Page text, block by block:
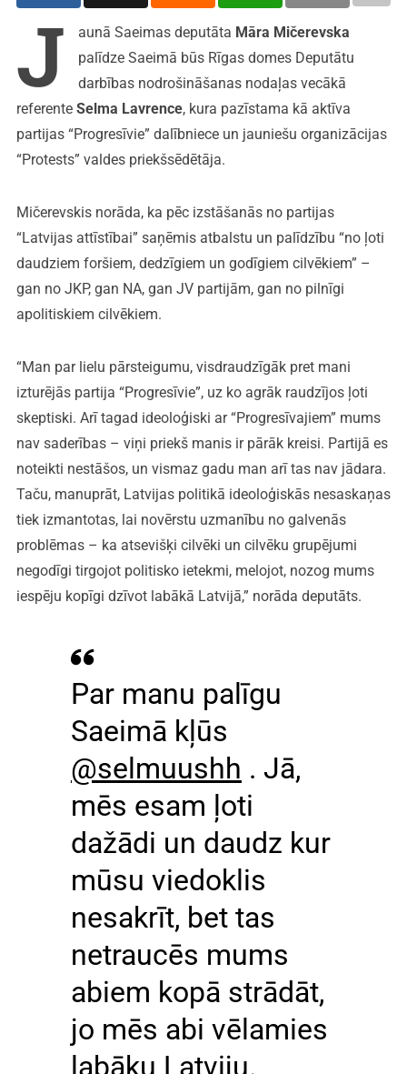
J aunā Saeimas deputāta Māra Mičerevska
palīdze Saeimā būs Rīgas domes Deputātu
darbības nodrošināšanas nodaļas vecākā
referente Selma Lavrence, kura pazīstama kā aktīva
partijas “Progresīvie” dalībniece un jauniešu organizācijas
“Protests” valdes priekšsēdētāja.
Mičerevskis norāda, ka pēc izstāšanās no partijas
“Latvijas attīstībai” saņēmis atbalstu un palīdzību “no ļoti
daudziem foršiem, dedzīgiem un godīgiem cilvēkiem” –
gan no JKP, gan NA, gan JV partijām, gan no pilnīgi
apolitiskiem cilvēkiem.
“Man par lielu pārsteigumu, visdraudzīgāk pret mani
izturējās partija “Progresīvie”, uz ko agrāk raudzījos ļoti
skeptiski. Arī tagad ideoloģiski ar “Progresīvajiem” mums
nav saderības – viņi priekš manis ir pārāk kreisi. Partijā es
noteikti nestāšos, un vismaz gadu man arī tas nav jādara.
Taču, manuprāt, Latvijas politikā ideoloģiskās nesaskaņas
tiek izmantotas, lai novērstu uzmanību no galvenās
problēmas – ka atsevišķi cilvēki un cilvēku grupējumi
negodīgi tirgojot politisko ietekmi, melojot, nozog mums
iespēju kopīgi dzīvot labākā Latvijā,” norāda deputāts.
Par manu palīgu
Saeimā kļūs
@selmuushh . Jā,
mēs esam ļoti
dažādi un daudz kur
mūsu viedoklis
nesakrīt, bet tas
netraucēs mums
abiem kopā strādāt,
jo mēs abi vēlamies
labāku Latviju.